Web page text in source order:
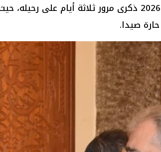
هذا ويصادف يوم الخميس الواقع في 29 كانون الثاني
صيدا.